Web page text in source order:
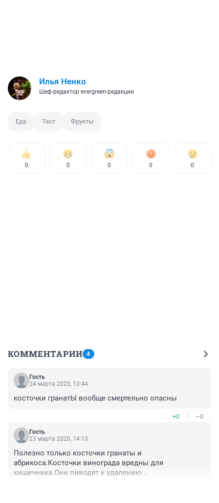
Илья Ненко
Шеф-редактор evergreen-редакции
Еда Тест Фрукты
0 0 0 0 0
КОММЕНТАРИИ 4
Гость
24 марта 2020, 13:44
косточки гранатЫ вообще смертельно опасны
+0 –0
Гость
23 марта 2020, 14:13
Полезно только косточки гранаты и
абрикоса.Косточки винограда вредны для
кишечника.Они пиводят к удалению